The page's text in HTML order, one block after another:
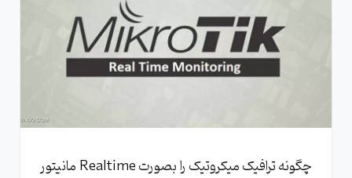
چگونه ترافیک میکروتیک را بصورت Realtime مانیتور